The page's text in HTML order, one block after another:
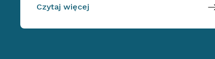
Czytaj więcej